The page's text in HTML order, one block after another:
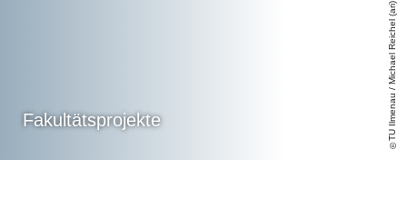
Fakultätsprojekte TU Ilmenau / Michael Reichel (ari)